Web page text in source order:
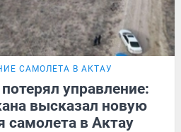
САМОЛЕТА В АКТАУ
управление:
высказал новую
самолета в Актау